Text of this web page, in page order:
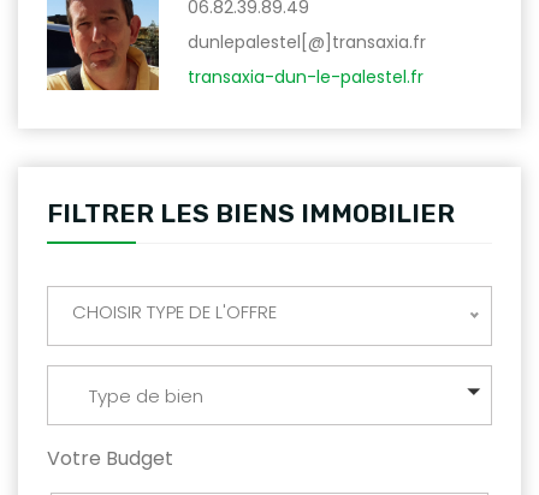
06.82.39.89.49
dunlepalestel[@]transaxia.fr
transaxia-dun-le-palestel.fr
FILTRER LES BIENS IMMOBILIER
CHOISIR TYPE DE L'OFFRE
Type de bien
Votre Budget